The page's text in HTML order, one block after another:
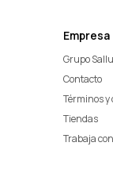
Empresa
Grupo
Contacto
Términos
Tiendas
Trabaja